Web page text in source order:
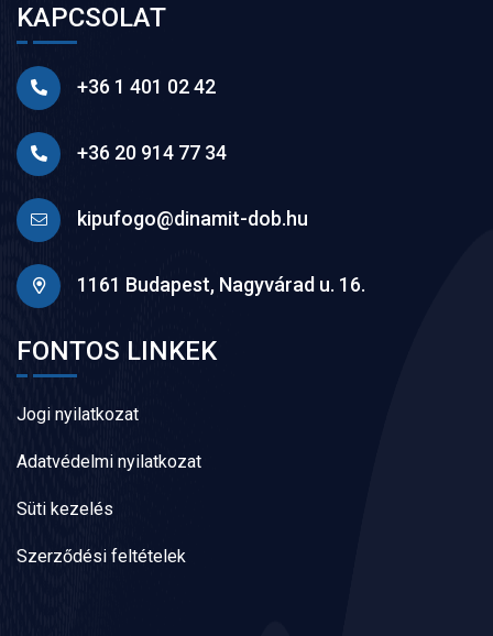
KAPCSOLAT
+36 1 401 02 42
+36 20 914 77 34
kipufogo@dinamit-dob.hu
1161 Budapest, Nagyvárad u. 16.
FONTOS LINKEK
Jogi nyilatkozat
Adatvédelmi nyilatkozat
Süti kezelés
Szerződési feltételek